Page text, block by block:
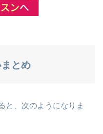
とめ
と、次のようになりま